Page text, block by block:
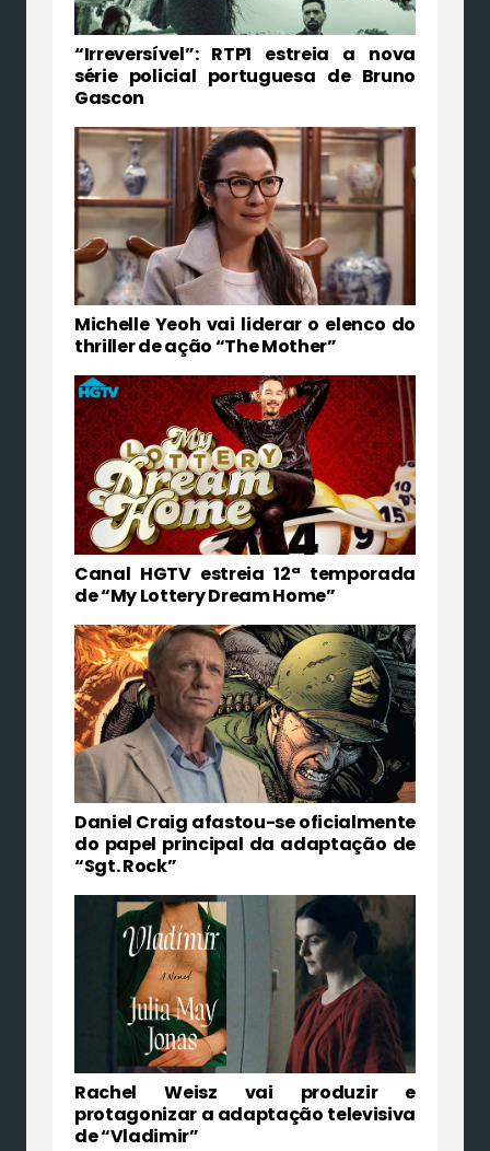
“Irreversível”: RTP1 estreia a nova
série policial portuguesa de Bruno
Gascon
Michelle Yeoh vai liderar o elenco do
thriller de ação “The Mother”
Canal HGTV estreia 12ª temporada
de “My Lottery Dream Home”
Daniel Craig afastou-se oficialmente
do papel principal da adaptação de
“Sgt. Rock”
Rachel Weisz vai produzir e
protagonizar a adaptação televisiva
de “Vladimir”